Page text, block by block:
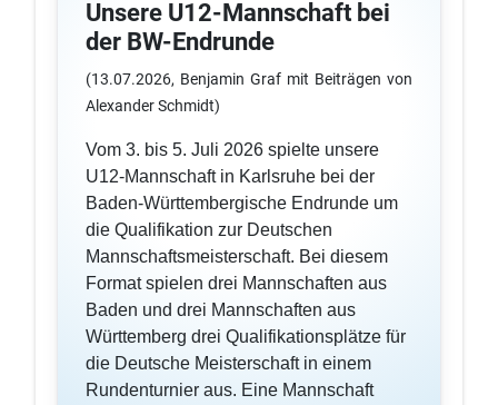
Unsere U12-Mannschaft bei
der BW-Endrunde
(13.07.2026, Benjamin Graf mit Beiträgen von
Alexander Schmidt)
Vom 3. bis 5. Juli 2026 spielte unsere
U12-Mannschaft in Karlsruhe bei der
Baden-Württembergische Endrunde um
die Qualifikation zur Deutschen
Mannschaftsmeisterschaft. Bei diesem
Format spielen drei Mannschaften aus
Baden und drei Mannschaften aus
Württemberg drei Qualifikationsplätze für
die Deutsche Meisterschaft in einem
Rundenturnier aus. Eine Mannschaft